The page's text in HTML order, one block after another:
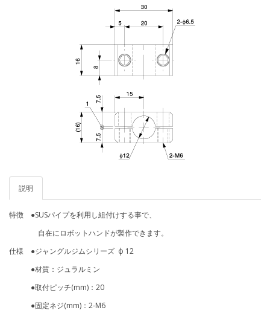
説明
特徴 ●SUSパイプを利用し組付けする事で、
自在にロボットハンドが製作できます。
仕様 ●ジャングルジムシリーズ ф 12
●材質：ジュラルミン
●取付ピッチ(mm)：20
●固定ネジ(mm)：2-M6